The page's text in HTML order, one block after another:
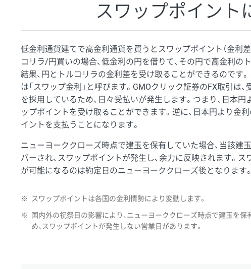
スワップポイント
低金利通貨建てで高金利通貨を買うとスワップポイント（金利
コリラ/円買いの場合、低金利の円を借りて、その円で高金利の
結果、円とトルコリラの金利差を受け取ることができるのです
は「スワップ金利」と呼びます。GMOクリック証券のFX取引は
を採用しているため、日々受払いが発生します。つまり、日本
ップポイントを受け取ることができます。逆に、日本円より金
イントを支払うことになります。
ニューヨーククローズ時点で建玉を保有していた場合、当該建
バーされ、スワップポイントが発生し、余力に反映されます。
が可能になるのは約定日のニューヨーククローズ後となります
※ スワップポイントは各国の金利情勢により変動します。
※
国内外の祝祭日の影響により、ニューヨーククローズ時点で建玉を
め、スワップポイントが発生しない営業日があります。